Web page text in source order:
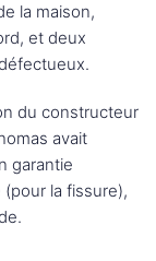
la maison,
et deux
du constructeur
avait
garantie
la fissure),